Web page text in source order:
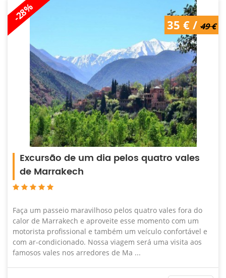
-28%
49 € / 35 €
35 € / 49 €
Excursão de um dia pelos quatro vales
de Marrakech
Faça um passeio maravilhoso pelos quatro vales fora do
calor de Marrakech e aproveite esse momento com um
motorista profissional e também um veículo confortável e
com ar-condicionado. Nossa viagem será uma visita aos
famosos vales nos arredores de Ma ...